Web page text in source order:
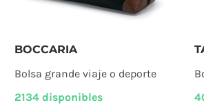
BOCCARIA
Bolsa grande viaje o deporte
2134 disponibles